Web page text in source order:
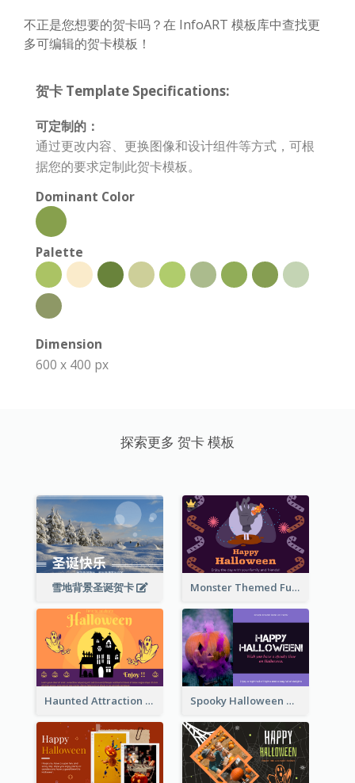
不正是您想要的贺卡吗？在 InfoART 模板库中查找更
多可编辑的贺卡模板！
贺卡 Template Specifications:
可定制的：
通过更改内容、更换图像和设计组件等方式，可根
据您的要求定制此贺卡模板。
Dominant Color
Palette
Dimension
600 x 400 px
探索更多 贺卡 模板
雪地背景圣诞贺卡 Monster Themed Fun Halloween Greeting Card
Haunted Attraction Themed Halloween Card Spooky Halloween Greeting Card